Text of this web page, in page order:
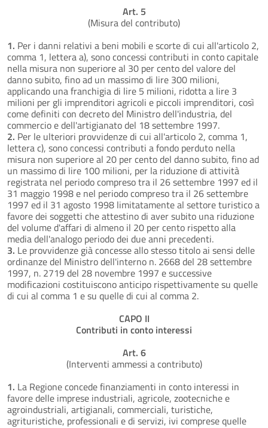
Art. 5
(Misura del contributo)
1. Per i danni relativi a beni mobili e scorte di cui all'articolo 2,
comma 1, lettera a), sono concessi contributi in conto capitale
nella misura non superiore al 30 per cento del valore del
danno subito, fino ad un massimo di lire 300 milioni,
applicando una franchigia di lire 5 milioni, ridotta a lire 3
milioni per gli imprenditori agricoli e piccoli imprenditori, così
come definiti con decreto del Ministro dell'industria, del
commercio e dell'artigianato del 18 settembre 1997.
2. Per le ulteriori provvidenze di cui all'articolo 2, comma 1,
lettera c), sono concessi contributi a fondo perduto nella
misura non superiore al 20 per cento del danno subito, fino ad
un massimo di lire 100 milioni, per la riduzione di attività
registrata nel periodo compreso tra il 26 settembre 1997 ed il
31 maggio 1998 e nel periodo compreso tra il 26 settembre
1997 ed il 31 agosto 1998 limitatamente al settore turistico a
favore dei soggetti che attestino di aver subito una riduzione
del volume d'affari di almeno il 20 per cento rispetto alla
media dell'analogo periodo dei due anni precedenti.
3. Le provvidenze già concesse allo stesso titolo ai sensi delle
ordinanze del Ministro dell'interno n. 2668 del 28 settembre
1997, n. 2719 del 28 novembre 1997 e successive
modificazioni costituiscono anticipo rispettivamente su quelle
di cui al comma 1 e su quelle di cui al comma 2.
CAPO II
Contributi in conto interessi
Art. 6
(Interventi ammessi a contributo)
1. La Regione concede finanziamenti in conto interessi in
favore delle imprese industriali, agricole, zootecniche e
agroindustriali, artigianali, commerciali, turistiche,
agrituristiche, professionali e di servizi, ivi comprese quelle